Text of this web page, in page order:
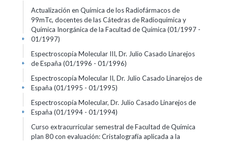
Actualización en Química de los Radiofármacos de
99mTc, docentes de las Cátedras de Radioquímica y
Química Inorgánica de la Facultad de Química (01/1997 -
01/1997)
+
Espectroscopía Molecular III, Dr. Julio Casado Linarejos
de España (01/1996 - 01/1996)
+
Espectroscopía Molecular II, Dr. Julio Casado Linarejos de
España (01/1995 - 01/1995)
+
Espectroscopía Molecular, Dr. Julio Casado Linarejos de
España (01/1994 - 01/1994)
+
Curso extracurricular semestral de Facultad de Química
plan 80 con evaluación: Cristalografía aplicada a la